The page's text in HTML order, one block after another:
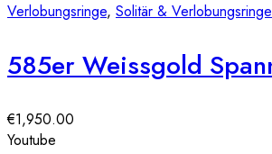
Verlobungsringe, Solitär & Verlobungsringe
€1,950.00
Youtube